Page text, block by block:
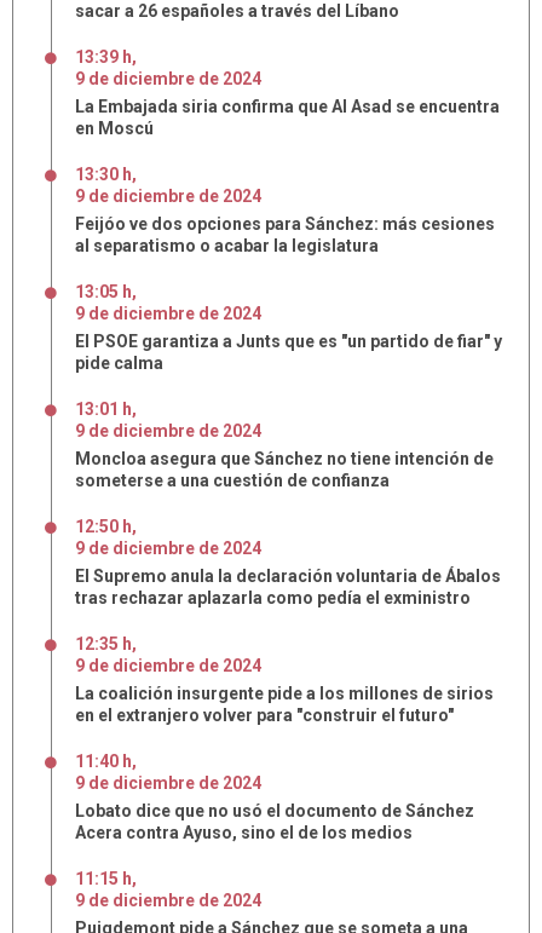
sacar a 26 españoles a través del Líbano
13:39 h,
9 de diciembre de 2024
La Embajada siria confirma que Al Asad se encuentra
en Moscú
13:30 h,
9 de diciembre de 2024
Feijóo ve dos opciones para Sánchez: más cesiones
al separatismo o acabar la legislatura
13:05 h,
9 de diciembre de 2024
El PSOE garantiza a Junts que es "un partido de fiar" y
pide calma
13:01 h,
9 de diciembre de 2024
Moncloa asegura que Sánchez no tiene intención de
someterse a una cuestión de confianza
12:50 h,
9 de diciembre de 2024
El Supremo anula la declaración voluntaria de Ábalos
tras rechazar aplazarla como pedía el exministro
12:35 h,
9 de diciembre de 2024
La coalición insurgente pide a los millones de sirios
en el extranjero volver para "construir el futuro"
11:40 h,
9 de diciembre de 2024
Lobato dice que no usó el documento de Sánchez
Acera contra Ayuso, sino el de los medios
11:15 h,
9 de diciembre de 2024
Puigdemont pide a Sánchez que se someta a una